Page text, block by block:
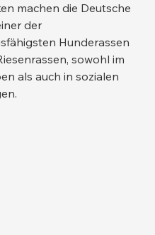
machen die Deutsche
der
Hunderassen
sowohl im
als auch in sozialen